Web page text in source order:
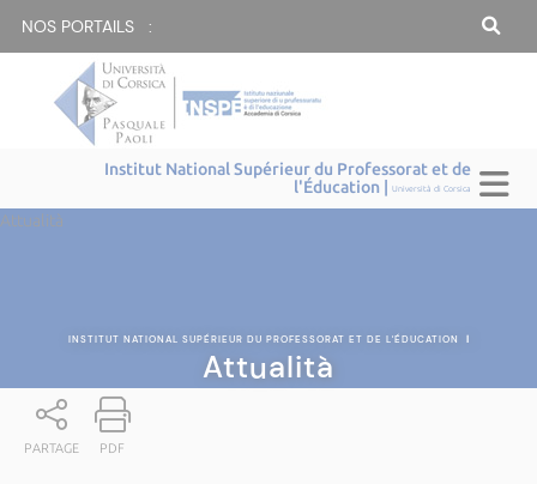
NOS PORTAILS :
Institut National Supérieur du Professorat et de
l'Éducation |Università di Corsica
Attualità
INSTITUT NATIONAL SUPÉRIEUR DU PROFESSORAT ET DE L'ÉDUCATION |
Attualità
PARTAGE PDF